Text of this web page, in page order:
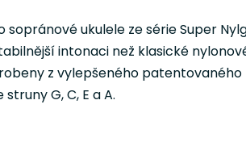
sopránové ukulele ze série Super
intonaci než klasické
z vylepšeného
G, C, E a A.